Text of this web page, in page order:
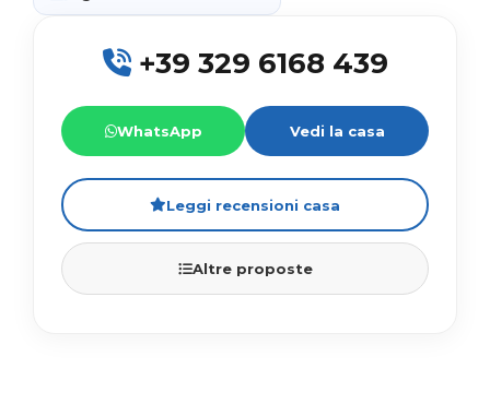
+39 329 6168 439
WhatsApp Vedi la casa
Leggi recensioni casa
Altre proposte